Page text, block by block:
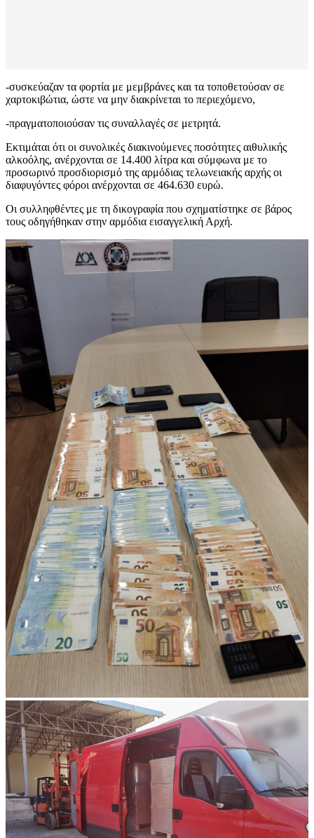
-συσκεύαζαν τα φορτία με μεμβράνες και τα τοποθετούσαν σε
χαρτοκιβώτια, ώστε να μην διακρίνεται το περιεχόμενο,
-πραγματοποιούσαν τις συναλλαγές σε μετρητά.
Εκτιμάται ότι οι συνολικές διακινούμενες ποσότητες αιθυλικής
αλκοόλης, ανέρχονται σε 14.400 λίτρα και σύμφωνα με το
προσωρινό προσδιορισμό της αρμόδιας τελωνειακής αρχής οι
διαφυγόντες φόροι ανέρχονται σε 464.630 ευρώ.
Οι συλληφθέντες με τη δικογραφία που σχηματίστηκε σε βάρος
τους οδηγήθηκαν στην αρμόδια εισαγγελική Αρχή.